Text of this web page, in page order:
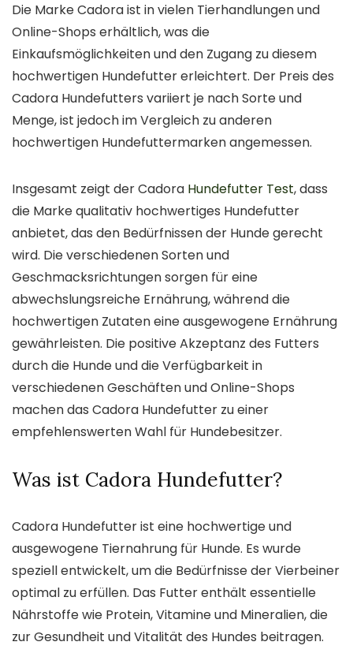
Die Marke Cadora ist in vielen Tierhandlungen und
Online-Shops erhältlich, was die
Einkaufsmöglichkeiten und den Zugang zu diesem
hochwertigen Hundefutter erleichtert. Der Preis des
Cadora Hundefutters variiert je nach Sorte und
Menge, ist jedoch im Vergleich zu anderen
hochwertigen Hundefuttermarken angemessen.
Insgesamt zeigt der Cadora Hundefutter Test, dass
die Marke qualitativ hochwertiges Hundefutter
anbietet, das den Bedürfnissen der Hunde gerecht
wird. Die verschiedenen Sorten und
Geschmacksrichtungen sorgen für eine
abwechslungsreiche Ernährung, während die
hochwertigen Zutaten eine ausgewogene Ernährung
gewährleisten. Die positive Akzeptanz des Futters
durch die Hunde und die Verfügbarkeit in
verschiedenen Geschäften und Online-Shops
machen das Cadora Hundefutter zu einer
empfehlenswerten Wahl für Hundebesitzer.
Was ist Cadora Hundefutter?
Cadora Hundefutter ist eine hochwertige und
ausgewogene Tiernahrung für Hunde. Es wurde
speziell entwickelt, um die Bedürfnisse der Vierbeiner
optimal zu erfüllen. Das Futter enthält essentielle
Nährstoffe wie Protein, Vitamine und Mineralien, die
zur Gesundheit und Vitalität des Hundes beitragen.